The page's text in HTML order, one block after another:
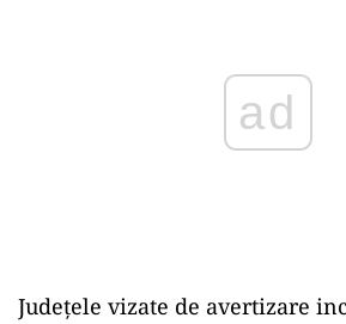
Județele vizate de avertizare